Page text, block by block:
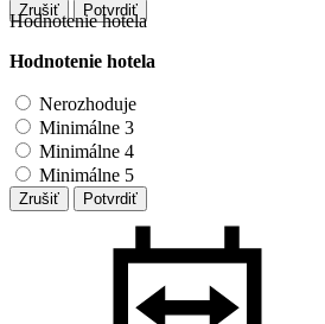
Zrušiť Potvrdiť
Hodnotenie hotela
Hodnotenie hotela
Nerozhoduje
Minimálne 3
Minimálne 4
Minimálne 5
Zrušiť Potvrdiť